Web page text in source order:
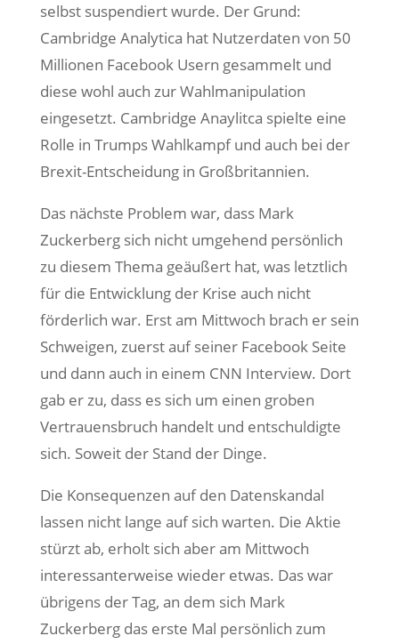
selbst suspendiert wurde. Der Grund:
Cambridge Analytica hat Nutzerdaten von 50
Millionen Facebook Usern gesammelt und
diese wohl auch zur Wahlmanipulation
eingesetzt. Cambridge Anaylitca spielte eine
Rolle in Trumps Wahlkampf und auch bei der
Brexit-Entscheidung in Großbritannien.
Das nächste Problem war, dass Mark
Zuckerberg sich nicht umgehend persönlich
zu diesem Thema geäußert hat, was letztlich
für die Entwicklung der Krise auch nicht
förderlich war. Erst am Mittwoch brach er sein
Schweigen, zuerst auf seiner Facebook Seite
und dann auch in einem CNN Interview. Dort
gab er zu, dass es sich um einen groben
Vertrauensbruch handelt und entschuldigte
sich. Soweit der Stand der Dinge.
Die Konsequenzen auf den Datenskandal
lassen nicht lange auf sich warten. Die Aktie
stürzt ab, erholt sich aber am Mittwoch
interessanterweise wieder etwas. Das war
übrigens der Tag, an dem sich Mark
Zuckerberg das erste Mal persönlich zum